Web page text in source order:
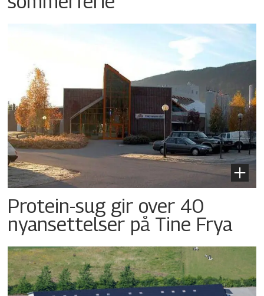
Protein-sug gir over 40
nyansettelser på Tine Frya